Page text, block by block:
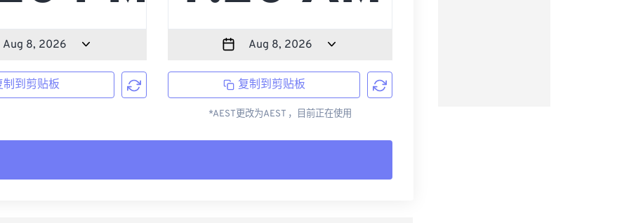
制到剪贴板 复制到剪贴板
*AEST更改为AEST ，目前正在使用